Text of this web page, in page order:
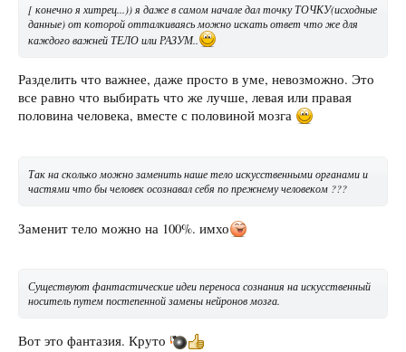
[ конечно я хитрец...)) я даже в самом начале дал точку ТОЧКУ(исходные
данные) от которой отталкиваясь можно искать ответ что же для
каждого важней ТЕЛО или РАЗУМ..
Разделить что важнее, даже просто в уме, невозможно. Это
все равно что выбирать что же лучше, левая или правая
половина человека, вместе с половиной мозга
Так на сколько можно заменить наше тело искусственными органами и
частями что бы человек осознавал себя по прежнему человеком ???
Заменит тело можно на 100%. имхо
Существуют фантастические идеи переноса сознания на искусственный
носитель путем постепенной замены нейронов мозга.
Вот это фантазия. Круто